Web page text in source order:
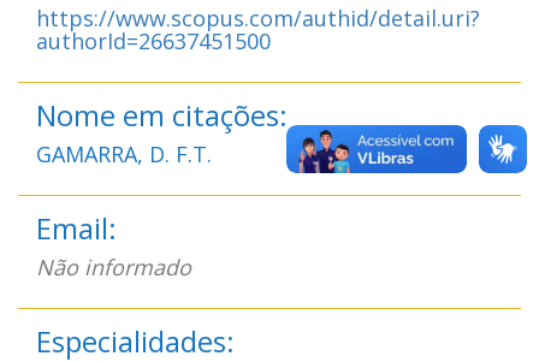
https://www.scopus.com/authid/detail.uri?
authorId=26637451500
Nome em citações:
GAMARRA, D. F.T.
Email:
Não informado
Especialidades: